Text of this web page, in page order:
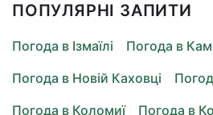
ПОПУЛЯРНІ ЗАПИТИ
Погода в Ізмаїлі
Погода в
Погода в Новій Каховці
Погода в Коломиї
Погода в